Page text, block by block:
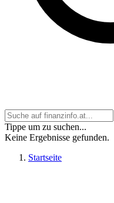
Tippe um zu suchen...
Keine Ergebnisse gefunden.
Startseite